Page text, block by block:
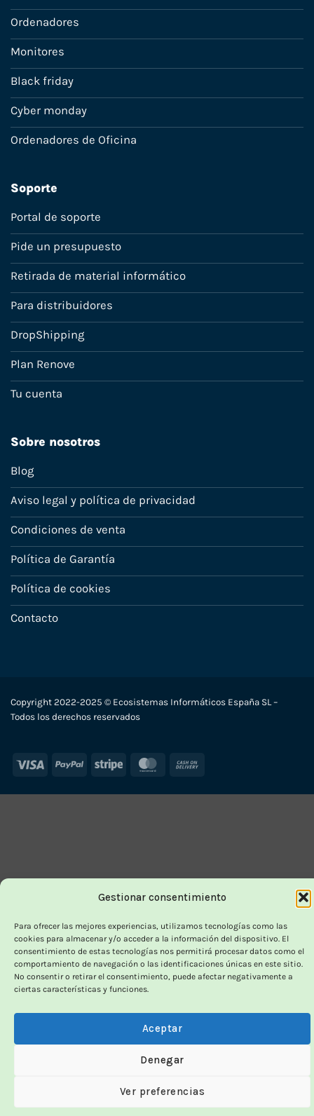
Gestionar consentimiento
Para ofrecer las mejores experiencias, utilizamos tecnologías como las
cookies para almacenar y/o acceder a la información del dispositivo. El
consentimiento de estas tecnologías nos permitirá procesar datos como el
comportamiento de navegación o las identificaciones únicas en este sitio.
No consentir o retirar el consentimiento, puede afectar negativamente a
ciertas características y funciones.
Aceptar
Denegar
Ver preferencias
Ordenadores
Monitores
Black friday
Cyber monday
Ordenadores de Oficina
Soporte
Portal de soporte
Pide un presupuesto
Retirada de material informático
Para distribuidores
DropShipping
Plan Renove
Tu cuenta
Sobre nosotros
Blog
Aviso legal y política de privacidad
Condiciones de venta
Política de Garantía
Política de cookies
Contacto
Copyright 2022-2025 © Ecosistemas Informáticos España SL –
Todos los derechos reservados
Visa PayPal Stripe MasterCard